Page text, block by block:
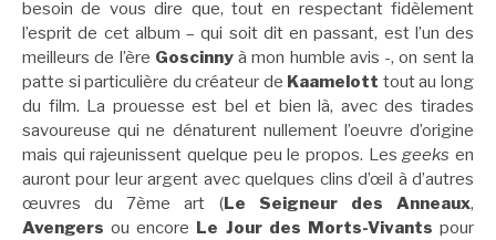
besoin de vous dire que, tout en respectant fidèlement
l’esprit de cet album – qui soit dit en passant, est l’un des
meilleurs de l’ère Goscinnyà mon humble avis -, on sent la
patte si particulière du créateur de Kaamelott tout au long
du film. La prouesse est bel et bien là, avec des tirades
savoureuse qui ne dénaturent nullement l’oeuvre d’origine
mais qui rajeunissent quelque peu le propos. Lesgeeks en
auront pour leur argent avec quelques clins d’œil à d’autres
œuvres du 7ème art (Le Seigneur des Anneaux,
Avengers ou encore Le Jour des Morts-Vivants pour